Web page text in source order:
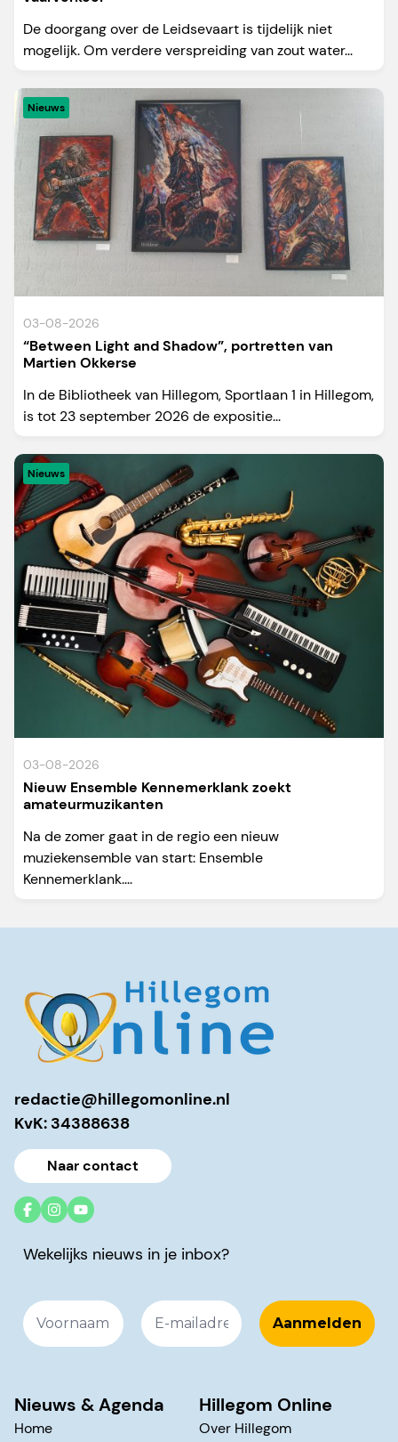
De doorgang over de Leidsevaart is tijdelijk niet
mogelijk. Om verdere verspreiding van zout water...
Nieuws
03-08-2026
“Between Light and Shadow”, portretten van
Martien Okkerse
In de Bibliotheek van Hillegom, Sportlaan 1 in Hillegom,
is tot 23 september 2026 de expositie...
Nieuws
03-08-2026
Nieuw Ensemble Kennemerklank zoekt
amateurmuzikanten
Na de zomer gaat in de regio een nieuw
muziekensemble van start: Ensemble
Kennemerklank....
redactie@hillegomonline.nl
KvK: 34388638
Naar contact
Wekelijks nieuws in je inbox?
Nieuws & Agenda
Home
Hillegom Online
Over Hillegom